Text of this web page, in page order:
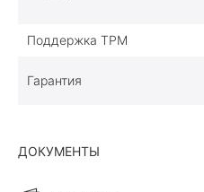
Поддержка TPM
Гарантия
ДОКУМЕНТЫ